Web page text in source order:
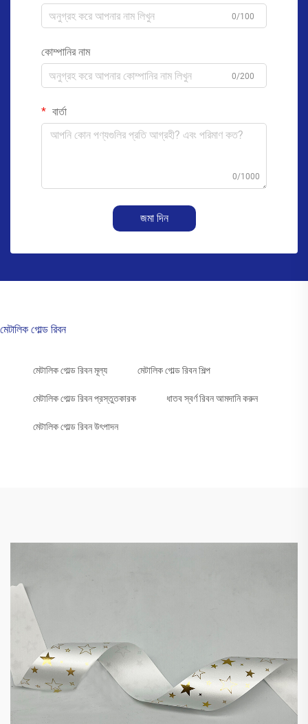
0/100
কোম্পানির নাম
0/200
বার্তা
0/1000
জমা দিন
মেটালিক গোল্ড রিবন
মেটালিক গোল্ড রিবন মূল্য মেটালিক গোল্ড রিবন শিল্প
মেটালিক গোল্ড রিবন প্রস্তুতকারক ধাতব স্বর্ণ রিবন আমদানি করুন
মেটালিক গোল্ড রিবন উৎপাদন